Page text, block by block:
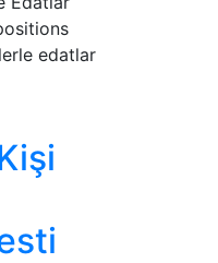
edatlar